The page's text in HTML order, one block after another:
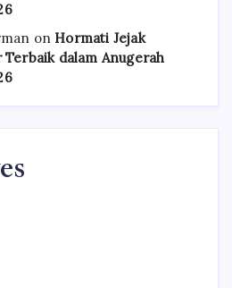
on Hormati Jejak
Terbaik dalam Anugerah